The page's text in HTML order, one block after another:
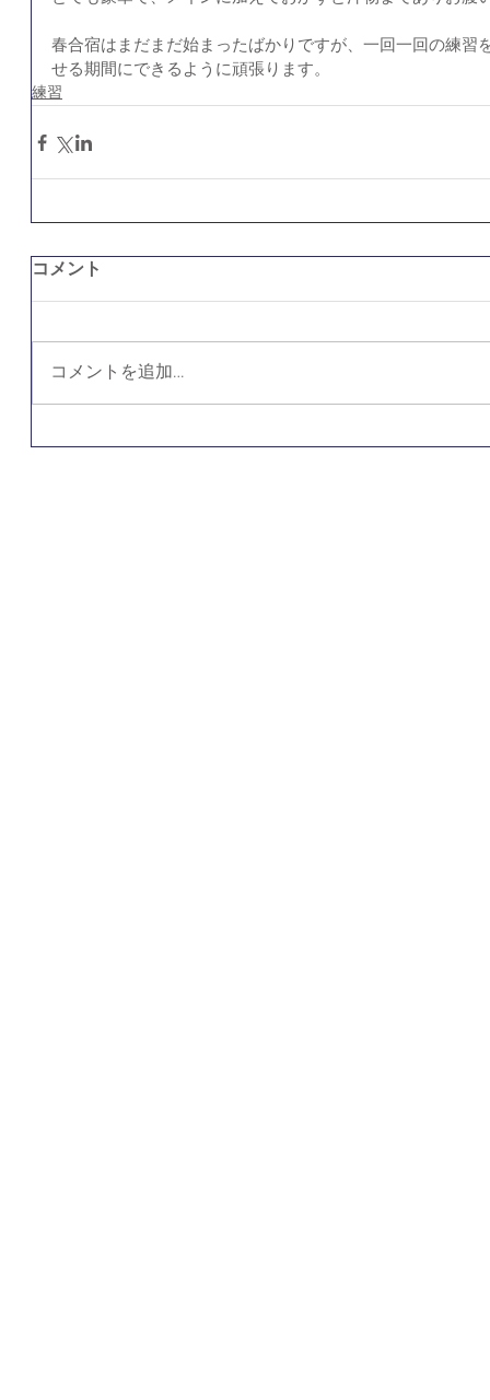
春合宿はまだまだ始まったばかりですが、一回一回の練習
せる期間にできるように頑張ります。
練習
コメント
コメントを追加…